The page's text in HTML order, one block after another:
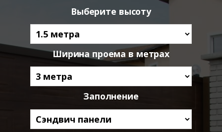
Выберите высоту
Ширина проема в метрах
Заполнение